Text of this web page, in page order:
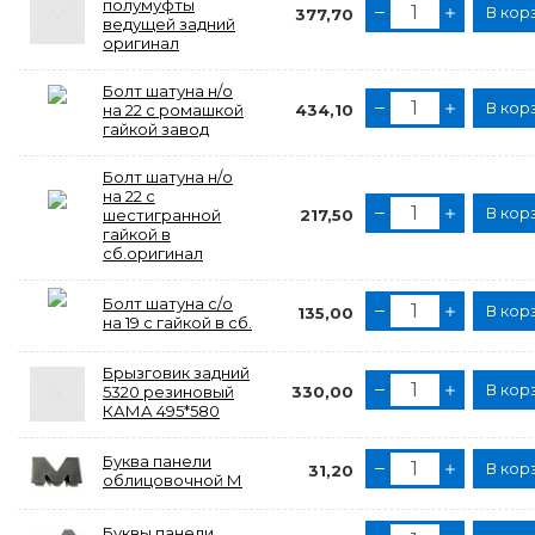
полумуфты
ведущей задний
оригинал
377,70 В
Болт шатуна н/о
на 22 с ромашкой
гайкой завод
434,10 В
Болт шатуна н/о
на 22 с
шестигранной
гайкой в
сб.оригинал
217,50 В
Болт шатуна с/о
на 19 с гайкой в сб.
135,00 В
Брызговик задний
5320 резиновый
КАМА 495*580
330,00 В
Буква панели
облицовочной М
31,20 В